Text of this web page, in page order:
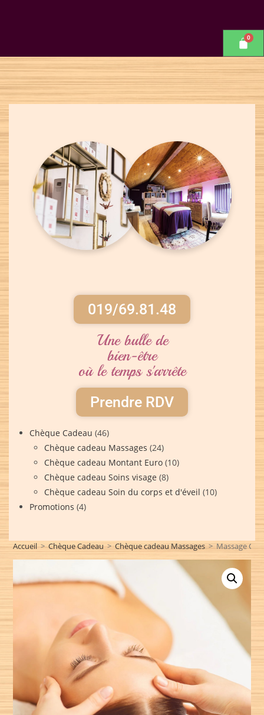
019/69.81.48
Une bulle de
bien-être
où le temps s'arrête
Prendre RDV
Chèque Cadeau (46)
Chèque cadeau Massages (24)
Chèque cadeau Montant Euro (10)
Chèque cadeau Soins visage (8)
Chèque cadeau Soin du corps et d'éveil (10)
Promotions (4)
Accueil > Chèque Cadeau > Chèque cadeau Massages > Massage